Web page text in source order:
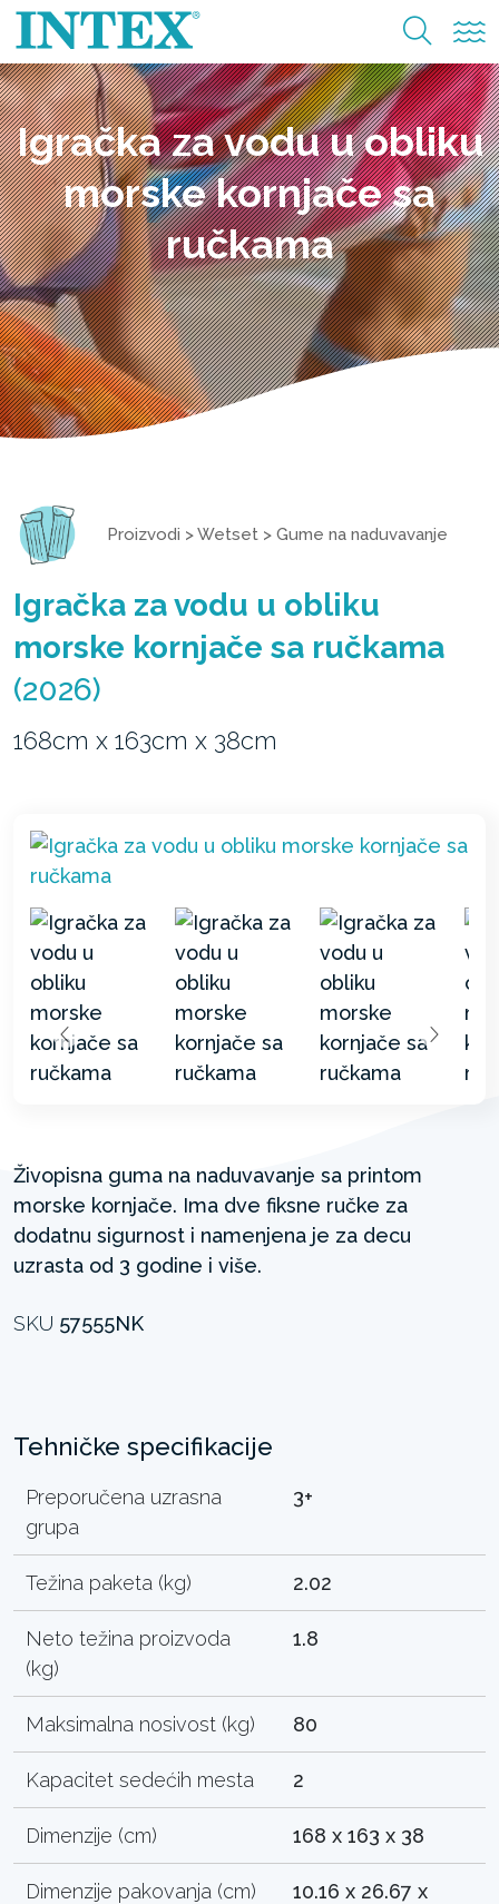
Igračka za vodu u obliku
morske kornjače sa
ručkama
Proizvodi >Wetset > Gume na naduvavanje
Igračka za vodu u obliku
morske kornjače sa ručkama
(2026)
168cm x 163cm x 38cm
Živopisna guma na naduvavanje sa printom
morske kornjače. Ima dve fiksne ručke za
dodatnu sigurnost i namenjena je za decu
uzrasta od 3 godine i više.
SKU 57555NK
Tehničke specifikacije
Preporučena uzrasna
grupa
3+
Težina paketa (kg) 2.02
Neto težina proizvoda
(kg)
1.8
Maksimalna nosivost (kg) 80
Kapacitet sedećih mesta 2
Dimenzije (cm) 168 x 163 x 38
Dimenzije pakovanja (cm)
10.16 x 26.67 x